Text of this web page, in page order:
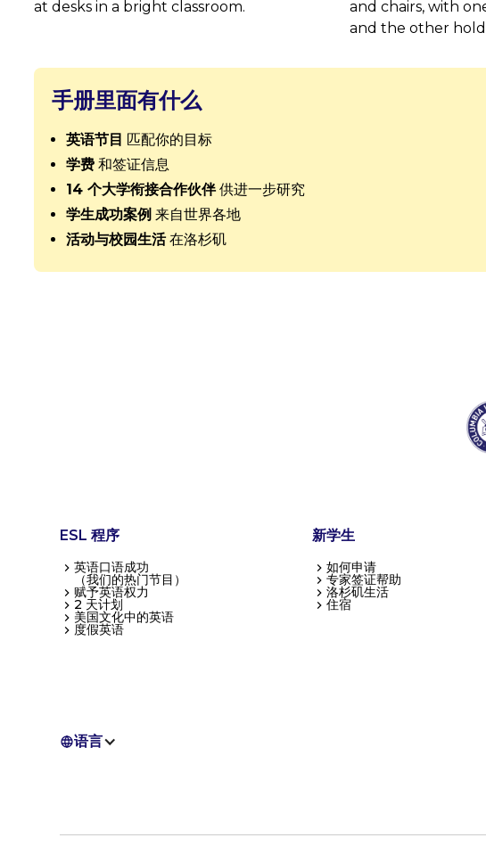
手册里面有什么
英语节目 匹配你的目标
学费 和签证信息
14 个大学衔接合作伙伴供进一步研究
学生成功案例 来自世界各地
活动与校园生活在洛杉矶
ESL 程序
英语口语成功
（我们的热门节目）
赋予英语权力
2 天计划
美国文化中的英语
度假英语
新学生
如何申请
专家签证帮助
洛杉矶生活
住宿
语言